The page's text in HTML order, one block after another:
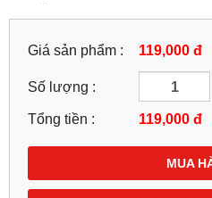
Giá sản phẩm : 119,000 đ
Số lượng :
Tổng tiền : 119,000 đ
MUA